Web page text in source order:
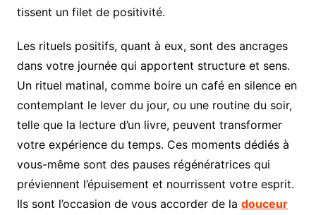
tissent un filet de positivité.
Les rituels positifs, quant à eux, sont des ancrages
dans votre journée qui apportent structure et sens.
Un rituel matinal, comme boire un café en silence en
contemplant le lever du jour, ou une routine du soir,
telle que la lecture d’un livre, peuvent transformer
votre expérience du temps. Ces moments dédiés à
vous-même sont des pauses régénératrices qui
préviennent l’épuisement et nourrissent votre esprit.
Ils sont l’occasion de vous accorder de la douceur